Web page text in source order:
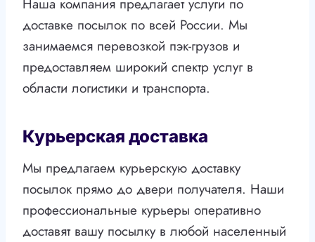
Наша компания предлагает услуги по
доставке посылок по всей России. Мы
занимаемся перевозкой пэк-грузов и
предоставляем широкий спектр услуг в
области логистики и транспорта.
Курьерская доставка
Мы предлагаем курьерскую доставку
посылок прямо до двери получателя. Наши
профессиональные курьеры оперативно
доставят вашу посылку в любой населенный